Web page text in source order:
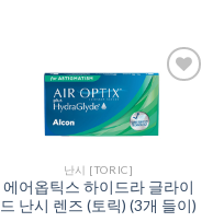
Add to
Wishlist
난시 [TORIC]
에어옵틱스 하이드라 글라이
드 난시 렌즈 (토릭) (3개 들이)